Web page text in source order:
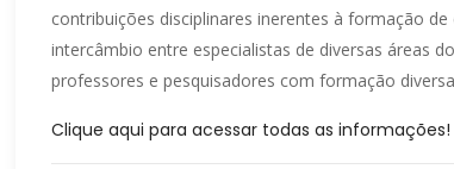
contribuições disciplinares inerentes à formação
intercâmbio entre especialistas de diversas áreas
professores e pesquisadores com formação
Clique aqui para acessar todas as informações!